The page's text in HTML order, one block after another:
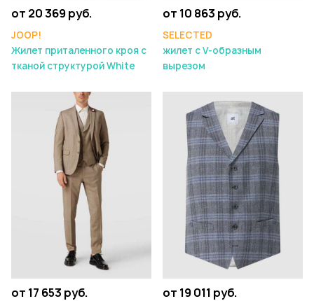
от 20 369 руб.
JOOP!
Жилет приталенного кроя с
тканой структурой White
от 10 863 руб.
SELECTED
жилет с V-образным
вырезом
от 17 653 руб. от 19 011 руб.